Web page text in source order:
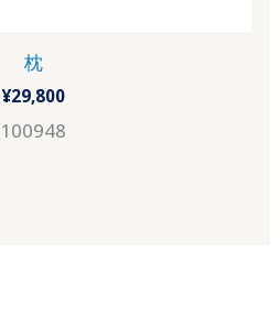
枕
¥29,800
100948